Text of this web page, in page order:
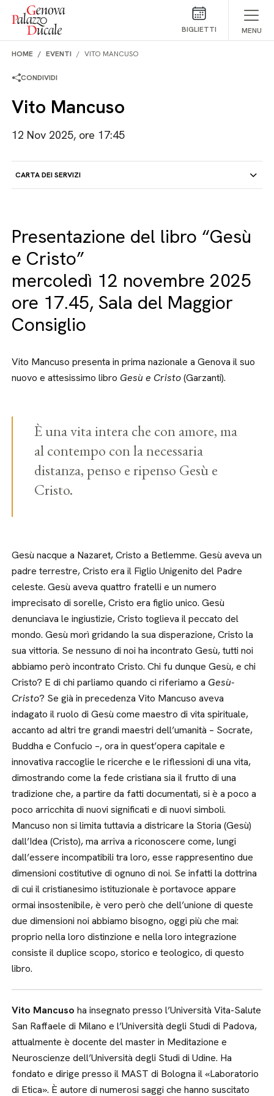
Salta al contenuto
BIGLIETTI MENU
HOME EVENTI VITO MANCUSO
CONDIVIDI
Vito Mancuso
12 Nov 2025, ore 17:45
CARTA DEI SERVIZI
Presentazione del libro “Gesù
e Cristo”
mercoledì 12 novembre 2025
ore 17.45, Sala del Maggior
Consiglio
Vito Mancuso presenta in prima nazionale a Genova il suo
nuovo e attesissimo libro Gesù e Cristo(Garzanti).
È una vita intera che con amore, ma
al contempo con la necessaria
distanza, penso e ripenso Gesùe
Cristo.
Gesù nacque a Nazaret, Cristo a Betlemme. Gesù aveva un
padre terrestre, Cristo era il Figlio Unigenito del Padre
celeste. Gesù aveva quattro fratelli e un numero
imprecisato di sorelle, Cristo era figlio unico. Gesù
denunciava le ingiustizie, Cristo toglieva il peccato del
mondo. Gesù morì gridando la sua disperazione, Cristo la
sua vittoria. Se nessuno di noi ha incontrato Gesù, tutti noi
abbiamo però incontrato Cristo. Chi fu dunque Gesù, e chi
Cristo? E di chi parliamo quando ci riferiamo a Gesù-
Cristo? Se già in precedenza Vito Mancuso aveva
indagato il ruolo di Gesù come maestro di vita spirituale,
accanto ad altri tre grandi maestri dell’umanità – Socrate,
Buddha e Confucio –, ora in quest’opera capitale e
innovativa raccoglie le ricerche e le riflessioni di una vita,
dimostrando come la fede cristiana sia il frutto di una
tradizione che, a partire da fatti documentati, si è a poco a
poco arricchita di nuovi significati e di nuovi simboli.
Mancuso non si limita tuttavia a districare la Storia (Gesù)
dall’Idea (Cristo), ma arriva a riconoscere come, lungi
dall’essere incompatibili tra loro, esse rappresentino due
dimensioni costitutive di ognuno di noi. Se infatti la dottrina
di cui il cristianesimo istituzionale è portavoce appare
ormai insostenibile, è vero però che dell’unione di queste
due dimensioni noi abbiamo bisogno, oggi più che mai:
proprio nella loro distinzione e nella loro integrazione
consiste il duplice scopo, storico e teologico, di questo
libro.
Vito Mancuso ha insegnato presso l’Università Vita-Salute
San Raffaele di Milano e l’Università degli Studi di Padova,
attualmente è docente del master in Meditazione e
Neuroscienze dell’Università degli Studi di Udine. Ha
fondato e dirige presso il MAST di Bologna il «Laboratorio
di Etica». È autore di numerosi saggi che hanno suscitato